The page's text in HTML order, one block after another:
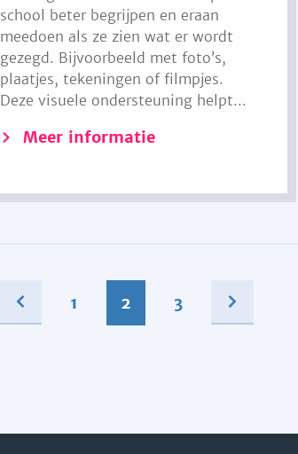
school beter begrijpen en eraan
meedoen als ze zien wat er wordt
gezegd. Bijvoorbeeld met foto’s,
plaatjes, tekeningen of filmpjes.
Deze visuele ondersteuning helpt...
Meer informatie
1 2 3